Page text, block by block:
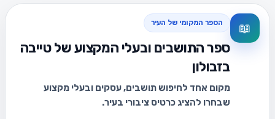
📖 הספר המקומי של העיר
ספר התושבים ובעלי המקצוע של טייבה
בזבולון
מקום אחד לחיפוש תושבים, עסקים ובעלי מקצוע
שבחרו להציג כרטיס ציבורי בעיר.